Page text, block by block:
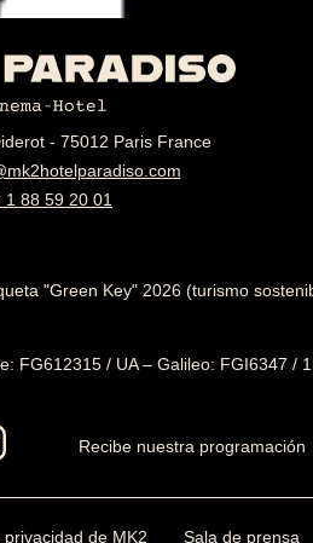
- 75012 Paris France
1 88 59 20 01
"Green Key" 2026 (turismo
FG612315 / UA – Galileo: FGI6347 /
Recibe nuestra programación
privacidad de MK2 Sala de prensa
SERIES
series elaborada
Su dirección de
boletines de mk2.
Paradiso y sea el
enlace que figura en